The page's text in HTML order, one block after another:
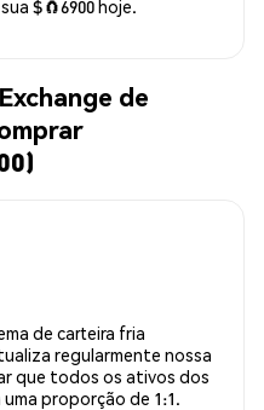
$🧲6900 hoje.
de
de carteira fria
regularmente nossa
que todos os ativos dos
proporção de 1:1.